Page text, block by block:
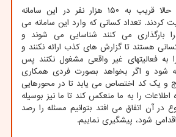
جهانگیر اعلام نمود: تا حالا قریب به ۱۵۰ هزار نفر در این سامانه
کردند. تعداد کسانی که وارد این سامانه می
بارگذاری می کنند شناسایی می شوند و
هستند تا گزارش های کذب ارائه نکنند و
فعالیتهای غیر واقعی مشغول نکنند پس
شود و اگر بخواهد بصورت فردی همکاری
و یک کد اختصاص می یابد تا در محورهایی
اطلاعات را به ما منعکس کند تا ما نیز بوسیله
در آن اتفاق می افتد بتوانیم مسئله را رصد
شود، پیشگیری نماییم.